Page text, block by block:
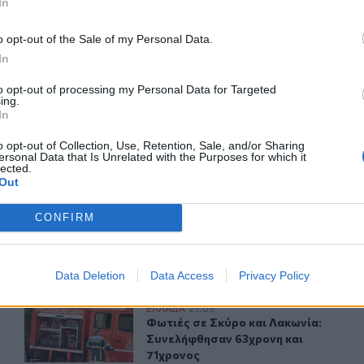
opt-out of the Sale of my Personal Data.
opt-out of processing my Personal Data for Targeted
opt-out of Collection, Use, Retention, Sale, and/or Sharing
Data that Is Unrelated with the Purposes for which it
CONFIRM
Data Deletion Data Access Privacy Policy
του CRETALIVE
Υπόθεση Marfin: Ενώπιον της Δικαιοσύνης σήμερα η
ΕΛΛAΔΑ 07:03
Υπόθεση Marfin: Ενώπιον της
Δικαιοσύνης σήμερα η 46χρονη
κατηγορούμενη για τη φονική
ναυτικό
Φωτιές σε Σκύρο και Λακωνία: Συνελήφθησαν 63χρονη
ΕΛΛAΔΑ 23:09
Φωτιές σε Σκύρο και Λακωνία:
Φωτιές σε Σκύρο και Λακωνία:
Συνελήφθησαν 63χρονη και
71χρονος